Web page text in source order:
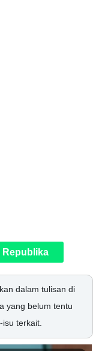
Republika
dalam tulisan di
yang belum tentu
terkait.